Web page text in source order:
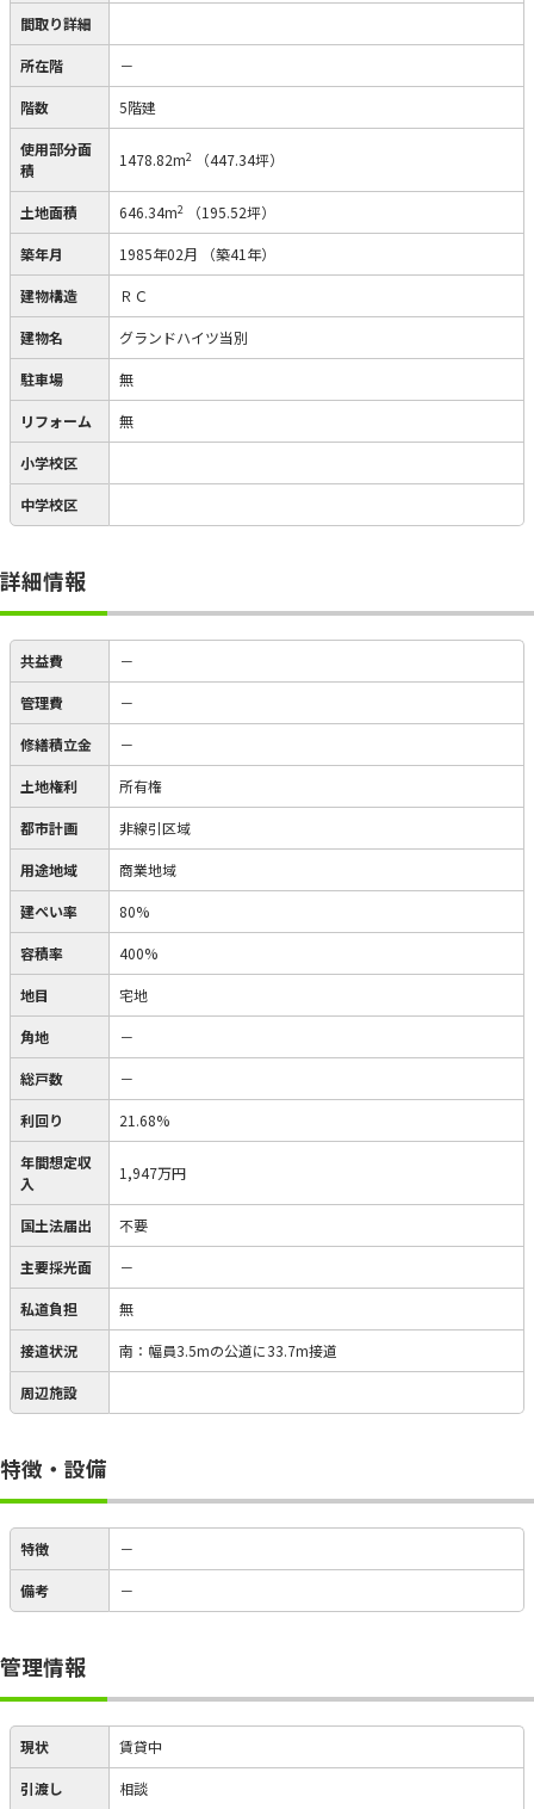
間取り詳細
所在階 －
階数 5階建
使用部分面
積
1478.82m2 （447.34坪）
土地面積 646.34m2 （195.52坪）
築年月 1985年02月 （築41年）
建物構造 ＲＣ
建物名 グランドハイツ当別
駐車場 無
リフォーム 無
小学校区
中学校区
詳細情報
共益費 －
管理費 －
修繕積立金 －
土地権利 所有権
都市計画 非線引区域
用途地域 商業地域
建ぺい率 80%
容積率 400%
地目 宅地
角地 －
総戸数 －
利回り 21.68%
年間想定収
入
1,947万円
国土法届出 不要
主要採光面 －
私道負担 無
接道状況 南：幅員3.5mの公道に33.7m接道
周辺施設
特徴・設備
特徴 －
備考 －
管理情報
現状 賃貸中
引渡し 相談